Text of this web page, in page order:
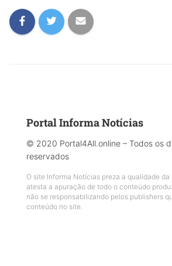
Portal Informa Notícias
© 2020 Portal4All.online – Todos os
reservados
O site Informa Notícias preza a qualidade
atesta a apuração de todo o conteúdo
não se responsabilizando pelos publishers
conteúdo no site.